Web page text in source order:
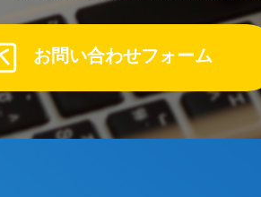
お問い合わせフォーム